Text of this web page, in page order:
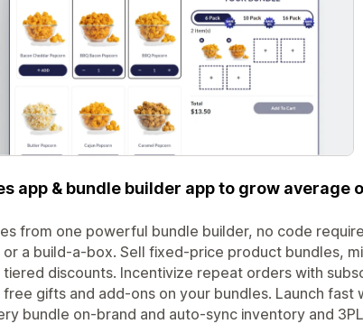
app & bundle builder app to grow average
from one powerful bundle builder, no code
or a build-a-box. Sell fixed-price product bundles,
discounts. Incentivize repeat orders with
gifts and add-ons on your bundles. Launch fast
bundle on-brand and auto-sync inventory and